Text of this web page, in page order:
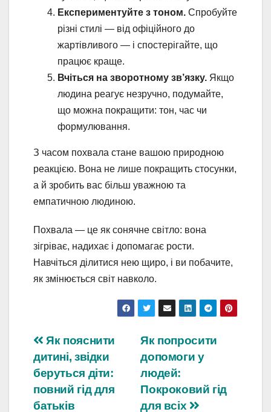
Експериментуйте з тоном. Спробуйте
різні стилі — від офіційного до
жартівливого — і спостерігайте, що
працює краще.
Вчіться на зворотному зв’язку. Якщо
людина реагує незручно, подумайте,
що можна покращити: тон, час чи
формулювання.
З часом похвала стане вашою природною
реакцією. Вона не лише покращить стосунки,
а й зробить вас більш уважною та
емпатичною людиною.
Похвала — це як сонячне світло: вона
зігріває, надихає і допомагає рости.
Навчіться ділитися нею щиро, і ви побачите,
як змінюється світ навколо.
Навігація
записів
Як попросити
допомоги у
людей:
Покроковий гід
для всіх
Як пояснити
дитині, звідки
беруться діти:
повний гід для
батьків